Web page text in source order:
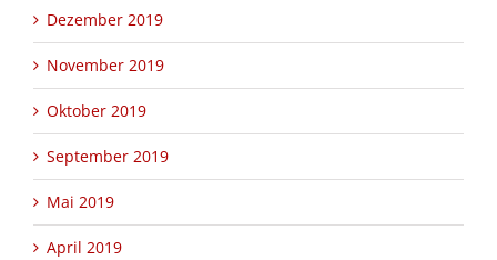
Dezember 2019
November 2019
Oktober 2019
September 2019
Mai 2019
April 2019